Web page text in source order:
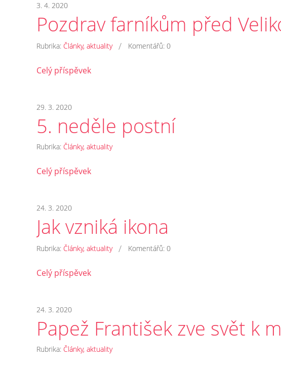
3. 4. 2020
Pozdrav farníkům před
Rubrika: Články, aktuality / Komentářů: 0
Celý příspěvek
29. 3. 2020
5. neděle postní
Rubrika: Články, aktuality
Celý příspěvek
24. 3. 2020
Jak vzniká ikona
Rubrika: Články, aktuality / Komentářů: 0
Celý příspěvek
24. 3. 2020
Papež František zve svět k
Rubrika: Články, aktuality